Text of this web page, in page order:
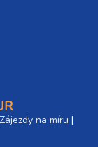
Zájezdy na míru |